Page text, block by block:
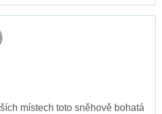
místech toto sněhově bohatá